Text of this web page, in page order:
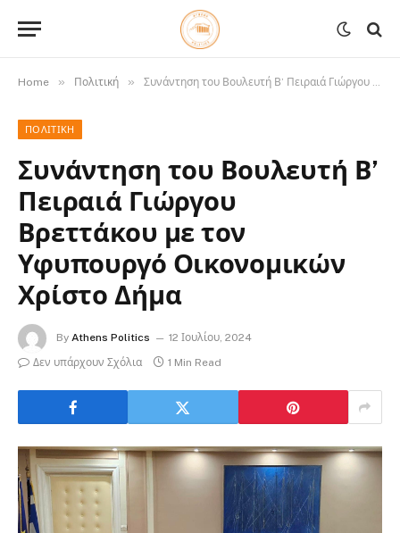
Home » Πολιτική » Συνάντηση του Βουλευτή Β’ Πειραιά Γιώργου Βρεττάκου με τον Υφυπουργό Οικονομικών Χρίστο Δήμα
ΠΟΛΙΤΙΚΉ
Συνάντηση του Βουλευτή Β’
Πειραιά Γιώργου
Βρεττάκου με τον
Υφυπουργό Οικονομικών
Χρίστο Δήμα
By Athens Politics
12 Ιουλίου, 2024
Δεν υπάρχουν Σχόλια
1 Min Read